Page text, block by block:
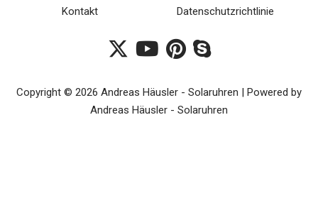
Kontakt Datenschutzrichtlinie
Copyright © 2026 Andreas Häusler - Solaruhren | Powered by
Andreas Häusler - Solaruhren